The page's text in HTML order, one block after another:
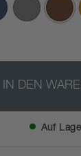
IN DEN
Auf